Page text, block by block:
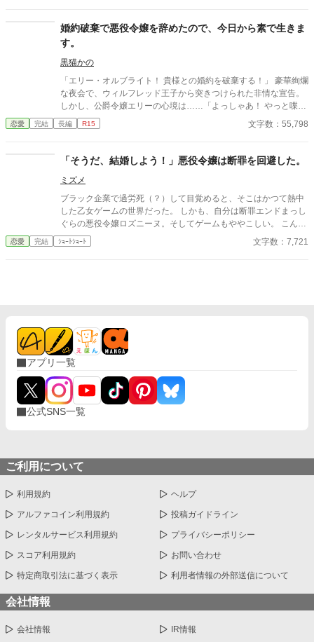
た私の名に、ざわめきがぴたりと止む。
婚約破棄で悪役令嬢を辞めたので、今日から素で生きま
す。
黒猫かの
「エリー・オルブライト！ 貴様との婚約を破棄する！」 豪華絢爛
な夜会で、ウィルフレッド王子から突きつけられた非情な宣告。
しかし、公爵令嬢エリーの心境は……「よっしゃあ！ やっと喋れ
るわ！！」だった。
恋愛 完結 長編 R15 文字数：55,798
「そうだ、結婚しよう！」悪役令嬢は断罪を回避した。
ミズメ
ブラック企業で過労死（？）して目覚めると、そこはかつて熱中
した乙女ゲームの世界だった。 しかも、自分は断罪エンドまっし
ぐらの悪役令嬢ロズニーヌ。そしてゲームもややこしい。 こんな
謎運命、回避するしかない！ 「そうだ、結婚しよう」 断罪回避の
ために動き出す悪役令嬢ロズニーヌと兄の友人である幼なじみの
恋愛 完結 ｼｮｰﾄｼｮｰﾄ 文字数：7,721
アプリ一覧
公式SNS一覧
ご利用について
利用規約 ヘルプ
アルファコイン利用規約 投稿ガイドライン
レンタルサービス利用規約 プライバシーポリシー
スコア利用規約 お問い合わせ
特定商取引法に基づく表示 利用者情報の外部送信について
会社情報
会社情報 IR情報